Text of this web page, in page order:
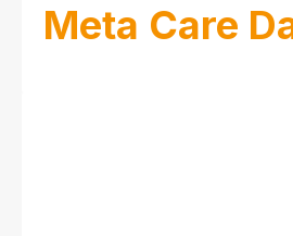
Meta Care